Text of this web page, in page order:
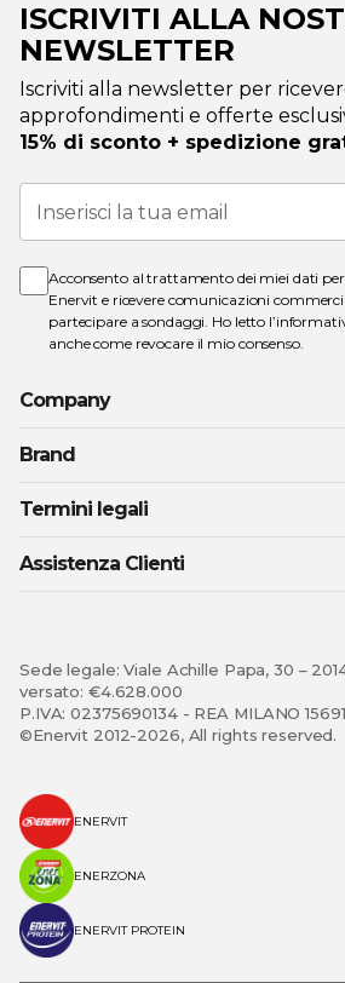
ISCRIVITI ALLA
NEWSLETTER
Iscriviti alla newsletter per
approfondimenti e offerte
15% di sconto + spedizione
Iscriviti
alla
nostra
Acconsento al trattamento dei miei dati
Enervit e ricevere comunicazioni
partecipare a sondaggi. Ho letto l’
anche come revocare il mio consenso.
Company
Brand
Termini legali
Assistenza Clienti
Sede legale: Viale Achille Papa, 30 –
versato: €4.628.000
P.IVA: 02375690134 - REA MILANO
©Enervit 2012-2026, All rights reserved.
ENERVIT
ENERZONA
ENERVIT PROTEIN